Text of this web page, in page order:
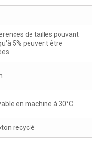
de tailles pouvant
5% peuvent être
en machine à 30°C
recyclé